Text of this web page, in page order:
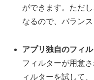
ができます。ただ
なるので、バラン
アプリ独自のフィ
フィルターが用意
ィルターを試して